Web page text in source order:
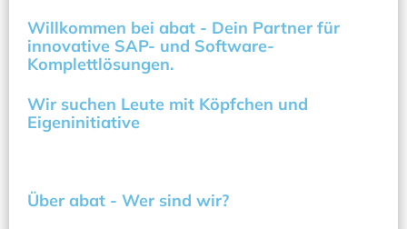
Willkommen bei abat - Dein Partner für
innovative SAP- und Software-
Komplettlösungen.
Wir suchen Leute mit Köpfchen und
Eigeninitiative
Über abat - Wer sind wir?